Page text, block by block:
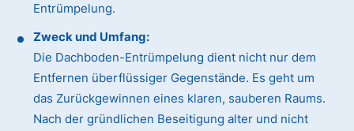
Entrümpelung.
Zweck und Umfang:
Die Dachboden-Entrümpelung dient nicht nur dem
Entfernen überflüssiger Gegenstände. Es geht um
das Zurückgewinnen eines klaren, sauberen Raums.
Nach der gründlichen Beseitigung alter und nicht